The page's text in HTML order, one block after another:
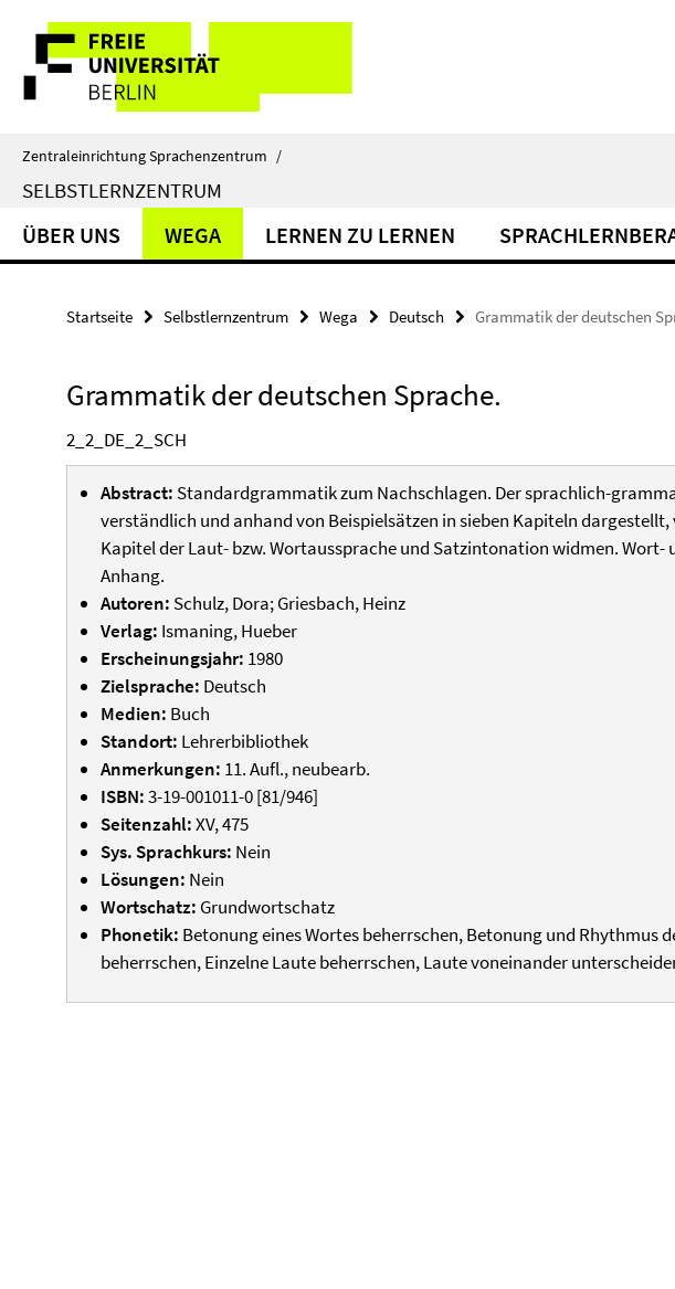
direkt
Inhalt
Service-
Navigation
Zentraleinrichtung Sprachenzentrum /
SELBSTLERNZENTRUM
ÜBER UNS WEGA LERNEN ZU LERNEN
Startseite Selbstlernzentrum Wega Deutsch Grammatik der deutschen
Grammatik der deutschen Sprache.
2_2_DE_2_SCH
Abstract: Standardgrammatik zum Nachschlagen. Der sprachlich-
verständlich und anhand von Beispielsätzen in sieben Kapiteln dargestellt,
Kapitel der Laut- bzw. Wortaussprache und Satzintonation widmen. Wort-
Anhang.
Autoren: Schulz, Dora; Griesbach, Heinz
Verlag: Ismaning, Hueber
Erscheinungsjahr: 1980
Zielsprache: Deutsch
Medien: Buch
Standort: Lehrerbibliothek
Anmerkungen: 11. Aufl., neubearb.
ISBN:3-19-001011-0 [81/946]
Seitenzahl:XV, 475
Sys. Sprachkurs: Nein
Lösungen: Nein
Wortschatz: Grundwortschatz
Phonetik: Betonung eines Wortes beherrschen, Betonung und Rhythmus
beherrschen, Einzelne Laute beherrschen, Laute voneinander